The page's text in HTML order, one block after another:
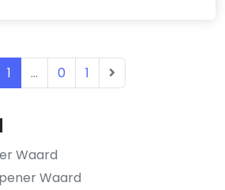
Waard
Waard
1 ... 0 1